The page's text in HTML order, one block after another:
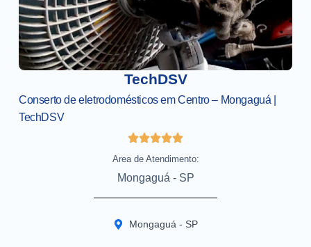
TechDSV
Conserto de eletrodomésticos em Centro – Mongaguá |
TechDSV
Area de Atendimento:
Mongaguá - SP
Mongaguá - SP